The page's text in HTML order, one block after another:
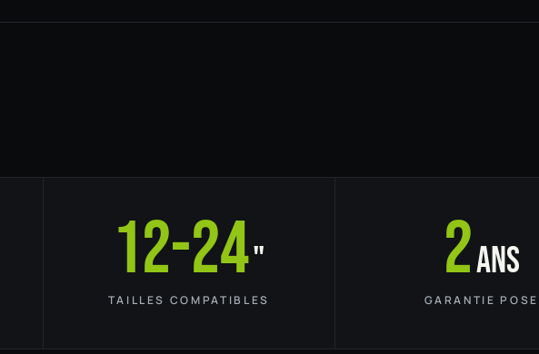
12-24"
TAILLES COMPATIBLES
2ans
GARANTIE POSE